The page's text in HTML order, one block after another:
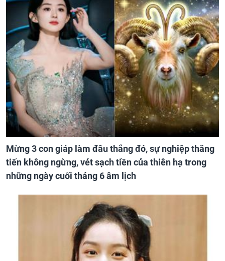
Mừng 3 con giáp làm đâu thắng đó, sự nghiệp thăng
tiến không ngừng, vét sạch tiền của thiên hạ trong
những ngày cuối tháng 6 âm lịch